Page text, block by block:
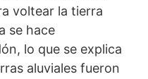
voltear la tierra
se hace
lo que se explica
aluviales fueron